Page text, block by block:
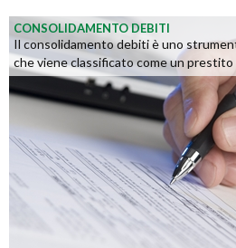
CONSOLIDAMENTO DEBITI
Il consolidamento debiti è uno
che viene classificato come un